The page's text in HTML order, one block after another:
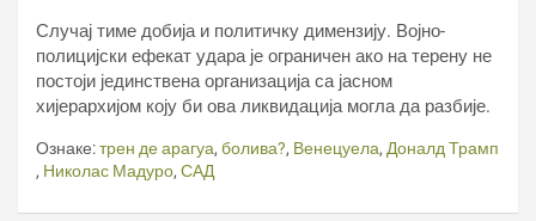
Случај тиме добија и политичку димензију. Војно-
полицијски ефекат удара је ограничен ако на терену не
постоји јединствена организација са јасном
хијерархијом коју би ова ликвидација могла да разбије.
Ознаке:трен де арагуа, болива?, Венецуела, Доналд Трамп
, Николас Мадуро, САД